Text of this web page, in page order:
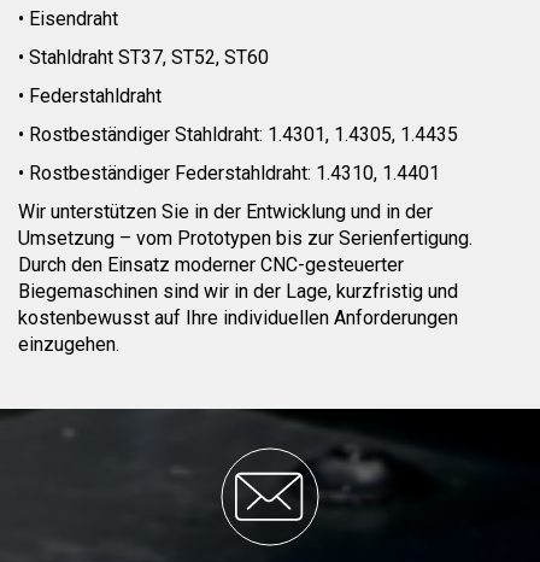
• Eisendraht
• Stahldraht ST37, ST52, ST60
• Federstahldraht
• Rostbeständiger Stahldraht: 1.4301, 1.4305, 1.4435
• Rostbeständiger Federstahldraht: 1.4310, 1.4401
Wir unterstützen Sie in der Entwicklung und in der
Umsetzung – vom Prototypen bis zur Serienfertigung.
Durch den Einsatz moderner CNC-gesteuerter
Biegemaschinen sind wir in der Lage, kurzfristig und
kostenbewusst auf Ihre individuellen Anforderungen
einzugehen.